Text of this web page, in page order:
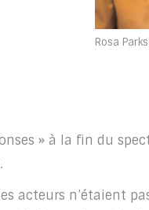
Rosa Parks
» à la fin du
acteurs n’étaient